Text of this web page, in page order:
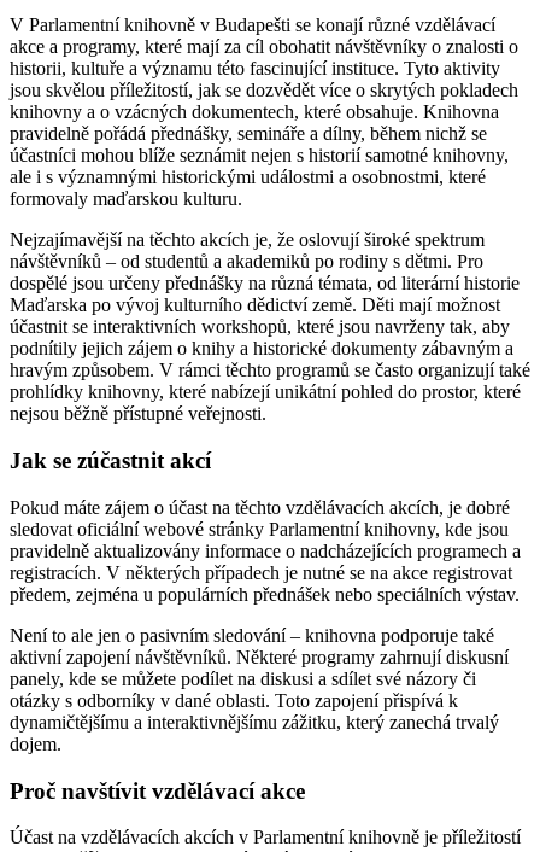
V Parlamentní knihovně v Budapešti se konají různé vzdělávací
akce a programy, které mají za cíl obohatit návštěvníky o znalosti o
historii, kultuře a významu této fascinující instituce. Tyto aktivity
jsou skvělou příležitostí, jak se dozvědět více o skrytých pokladech
knihovny a o vzácných dokumentech, které obsahuje. Knihovna
pravidelně pořádá přednášky, semináře a dílny, během nichž se
účastníci mohou blíže seznámit nejen s historií samotné knihovny,
ale i s významnými historickými událostmi a osobnostmi, které
formovaly maďarskou kulturu.
Nejzajímavější na těchto akcích je, že oslovují široké spektrum
návštěvníků – od studentů a akademiků po rodiny s dětmi. Pro
dospělé jsou určeny přednášky na různá témata, od literární historie
Maďarska po vývoj kulturního dědictví země. Děti mají možnost
účastnit se interaktivních workshopů, které jsou navrženy tak, aby
podnítily jejich zájem o knihy a historické dokumenty zábavným a
hravým způsobem. V rámci těchto programů se často organizují také
prohlídky knihovny, které nabízejí unikátní pohled do prostor, které
nejsou běžně přístupné veřejnosti.
Jak se zúčastnit akcí
Pokud máte zájem o účast na těchto vzdělávacích akcích, je dobré
sledovat oficiální webové stránky Parlamentní knihovny, kde jsou
pravidelně aktualizovány informace o nadcházejících programech a
registracích. V některých případech je nutné se na akce registrovat
předem, zejména u populárních přednášek nebo speciálních výstav.
Není to ale jen o pasivním sledování – knihovna podporuje také
aktivní zapojení návštěvníků. Některé programy zahrnují diskusní
panely, kde se můžete podílet na diskusi a sdílet své názory či
otázky s odborníky v dané oblasti. Toto zapojení přispívá k
dynamičtějšímu a interaktivnějšímu zážitku, který zanechá trvalý
dojem.
Proč navštívit vzdělávací akce
Účast na vzdělávacích akcích v Parlamentní knihovně je příležitostí